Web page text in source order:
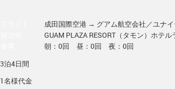
成田国際空港 → グアム航空会社／ユナ
GUAM PLAZA RESORT（タモン） ホテ
朝：0回 昼：0回 夜：0回
3泊4日間
1名様代金